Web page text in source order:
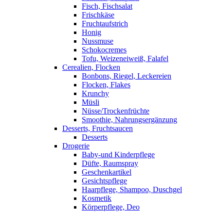
Fisch, Fischsalat
Frischkäse
Fruchtaufstrich
Honig
Nussmuse
Schokocremes
Tofu, Weizeneiweiß, Falafel
Cerealien, Flocken
Bonbons, Riegel, Leckereien
Flocken, Flakes
Krunchy
Müsli
Nüsse/Trockenfrüchte
Smoothie, Nahrungsergänzung
Desserts, Fruchtsaucen
Desserts
Drogerie
Baby-und Kinderpflege
Düfte, Raumspray
Geschenkartikel
Gesichtspflege
Haarpflege, Shampoo, Duschgel
Kosmetik
Körperpflege, Deo